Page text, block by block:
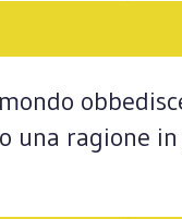
una ragione